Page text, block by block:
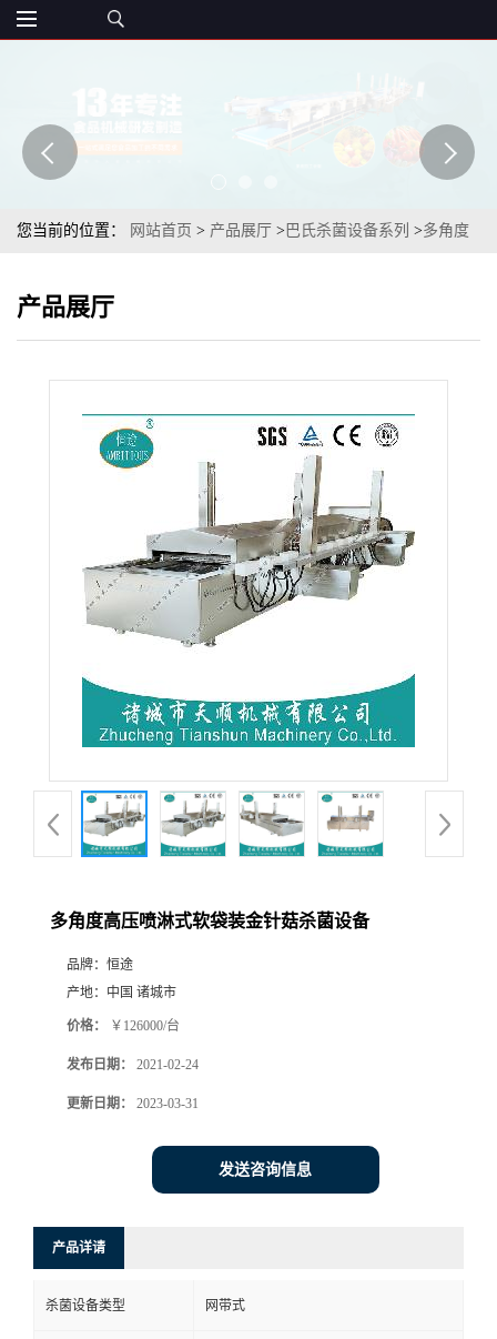
您当前的位置： 网站首页 > 产品展厅 > 巴氏杀菌设备系列 >多角度
产品展厅
多角度高压喷淋式软袋装金针菇杀菌设备
品牌： 恒途
产地： 中国 诸城市
价格： ￥126000/台
发布日期： 2021-02-24
更新日期： 2023-03-31
发送咨询信息
产品详请
杀菌设备类型 网带式